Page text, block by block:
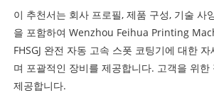
이 추천서는 회사 프로필, 제품 구성, 기술 사
을 포함하여 Wenzhou Feihua Printing
FHSGJ 완전 자동 고속 스폿 코팅기에 대한
며 포괄적인 장비를 제공합니다. 고객을 위한
제공합니다.